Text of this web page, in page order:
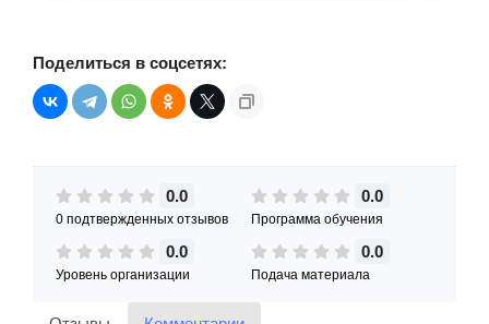
Поделиться в соцсетях:
0.0
0 подтвержденных отзывов
0.0
Программа обучения
0.0
Уровень организации
0.0
Подача материала